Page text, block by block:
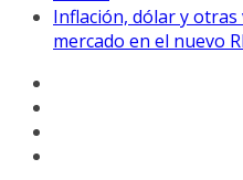
Inflación, dólar y otras
mercado en el nuevo